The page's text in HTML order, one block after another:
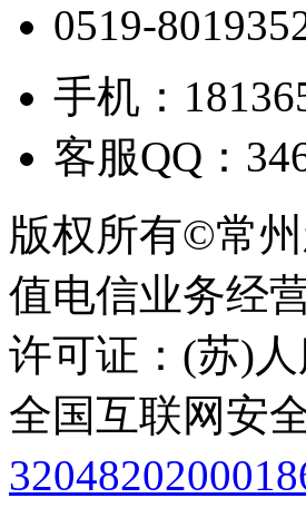
0519-
手机：
客服QQ：
版权所有©常
值电信业务经
许可证：(苏)人
全国互联网安